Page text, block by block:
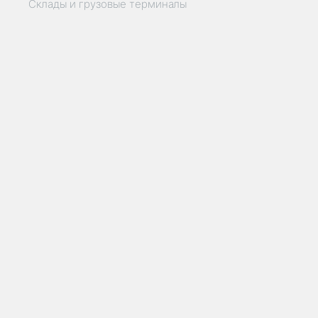
Склады и грузовые терминалы